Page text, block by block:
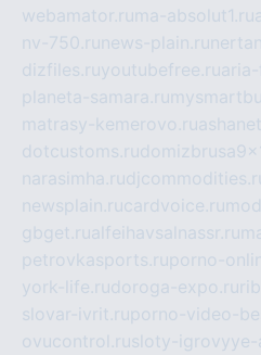
webamator.ru ma-absolut1.ru
nv-750.ru news-plain.ru
dizfiles.ruyoutubefree.ru
planeta-samara.ru
matrasy-kemerovo.ru
dotcustoms.ru
narasimha.ru
newsplain.rucardvoice.ru
gbget.rualfeihavsalnassr.ru
petrovkasports.ruporno-
york-life.rudoroga-expo.ru
slovar-ivrit.ruporno-video-
ovucontrol.rusloty-igrovyye-